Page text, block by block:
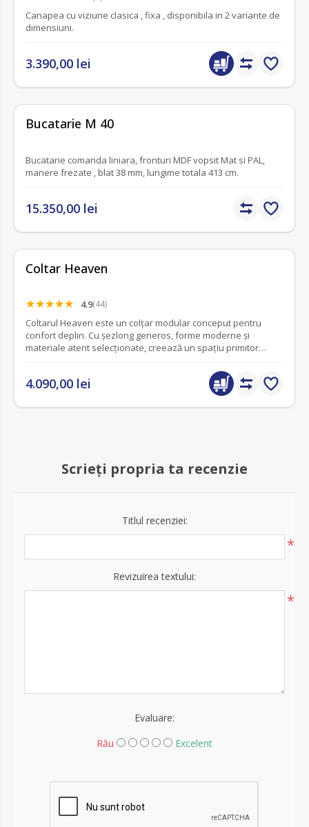
Canapea cu viziune clasica , fixa , disponibila in 2 variante de
dimensiuni.
3.390,00 lei
Bucatarie M 40
Bucatarie comanda liniara, fronturi MDF vopsit Mat si PAL,
manere frezate , blat 38 mm, lungime totala 413 cm.
15.350,00 lei
Coltar Heaven
4.9(44)
Coltarul Heaven este un colțar modular conceput pentru
confort deplin. Cu șezlong generos, forme moderne și
materiale atent selecționate, creează un spațiu primitor
4.090,00 lei
Scrieți propria ta recenzie
Titlul recenziei:
*
Revizuirea textului:
*
Evaluare:
Rău
Excelent